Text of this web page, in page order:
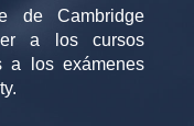
de Cambridge
a los cursos
a los exámenes